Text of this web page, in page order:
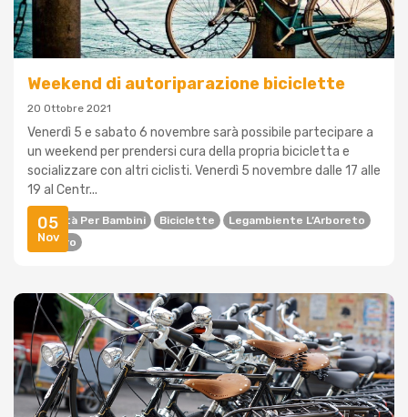
05
Nov
Weekend di autoriparazione biciclette
20 Ottobre 2021
Venerdì 5 e sabato 6 novembre sarà possibile partecipare a
un weekend per prendersi cura della propria bicicletta e
socializzare con altri ciclisti. Venerdì 5 novembre dalle 17 alle
19 al Centr...
Attività Per Bambini Biciclette
Legambiente L’Arboreto
Pilastro